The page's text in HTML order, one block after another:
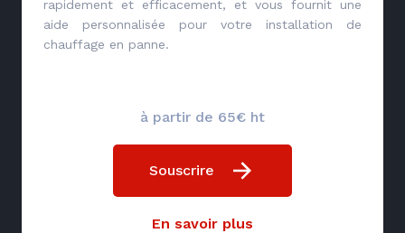
rapidement et efficacement, et vous fournit une
aide personnalisée pour votre installation de
chauffage en panne.
à partir de 65€ ht
Souscrire
En savoir plus